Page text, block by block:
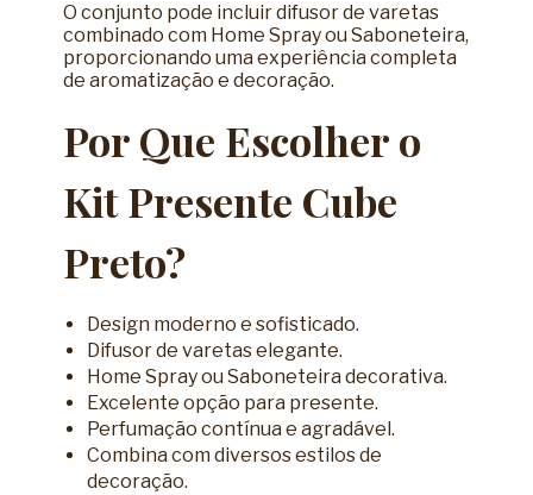
O conjunto pode incluir difusor de varetas
combinado com Home Spray ou Saboneteira,
proporcionando uma experiência completa
de aromatização e decoração.
Por Que Escolher o
Kit Presente Cube
Preto?
Design moderno e sofisticado.
Difusor de varetas elegante.
Home Spray ou Saboneteira decorativa.
Excelente opção para presente.
Perfumação contínua e agradável.
Combina com diversos estilos de
decoração.